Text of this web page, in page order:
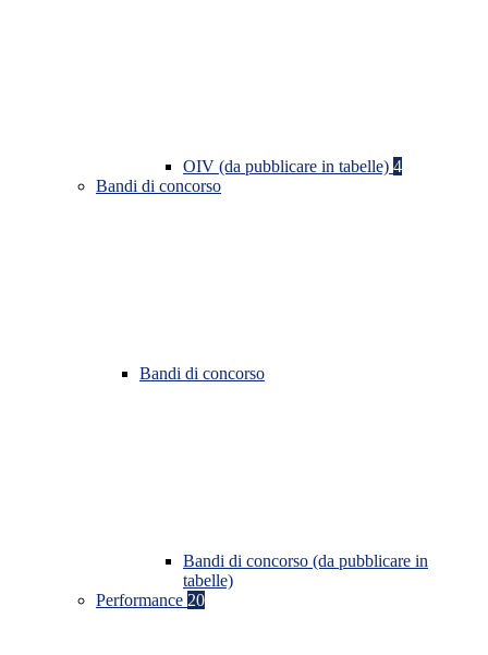
OIV (da pubblicare in tabelle) 4
Bandi di concorso
Bandi di concorso
Bandi di concorso (da pubblicare in
tabelle)
Performance 20